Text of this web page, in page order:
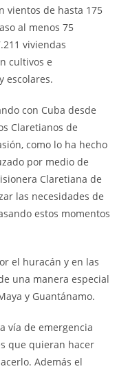
vientos de hasta 175
al menos 75
viviendas
cultivos e
escolares.
con Cuba desde
Claretianos de
como lo ha hecho
por medio de
Claretiana de
las necesidades de
estos momentos
el huracán y en las
una manera especial
y Guantánamo.
vía de emergencia
que quieran hacer
Además el